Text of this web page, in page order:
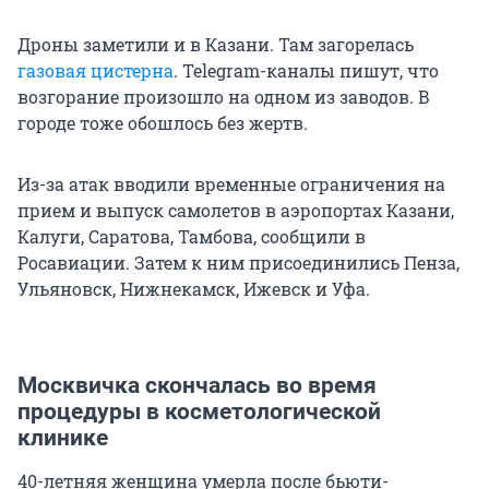
Дроны заметили и в Казани. Там загорелась
газовая цистерна. Telegram-каналы пишут, что
возгорание произошло на одном из заводов. В
городе тоже обошлось без жертв.
Из-за атак вводили временные ограничения на
прием и выпуск самолетов в аэропортах Казани,
Калуги, Саратова, Тамбова, сообщили в
Росавиации. Затем к ним присоединились Пенза,
Ульяновск, Нижнекамск, Ижевск и Уфа.
Москвичка скончалась во время
процедуры в косметологической
клинике
40-летняя женщина умерла после бьюти-